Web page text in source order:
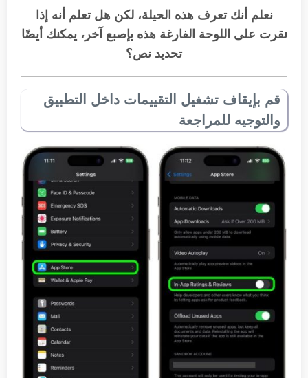
نعلم أنك تعرف هذه الحيلة، لكن هل تعلم أنه إذا
نقرت على اللوحة الفارغة هذه بإصبع آخر، يمكنك أيضًا
تحديد نص؟
قم بإيقاف تشغيل التقييمات داخل التطبيق
والتوجيه للمراجعة